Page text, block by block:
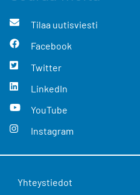
Tilaa uutisviesti
Facebook
Twitter
LinkedIn
YouTube
Instagram
Yhteystiedot